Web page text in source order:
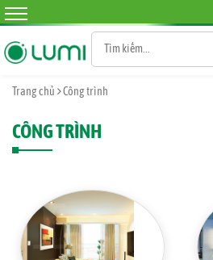
Trang chủ Công trình
CÔNG TRÌNH